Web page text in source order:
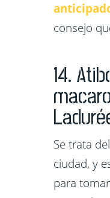
consejo
14.
Se trata
ciudad, y
para